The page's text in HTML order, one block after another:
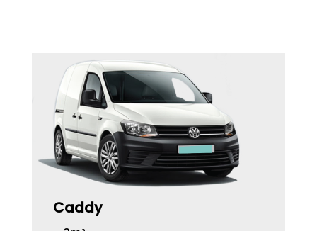
Caddy